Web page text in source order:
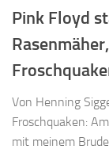
Pink Floyd
Von Henning
Froschquaken:
mit meinem